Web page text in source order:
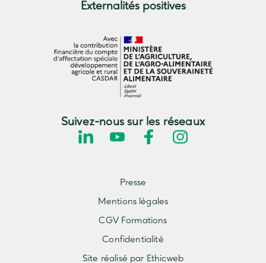
Externalités positives
Suivez-nous sur les réseaux
Presse
Mentions légales
CGV Formations
Confidentialité
Site réalisé par Ethicweb